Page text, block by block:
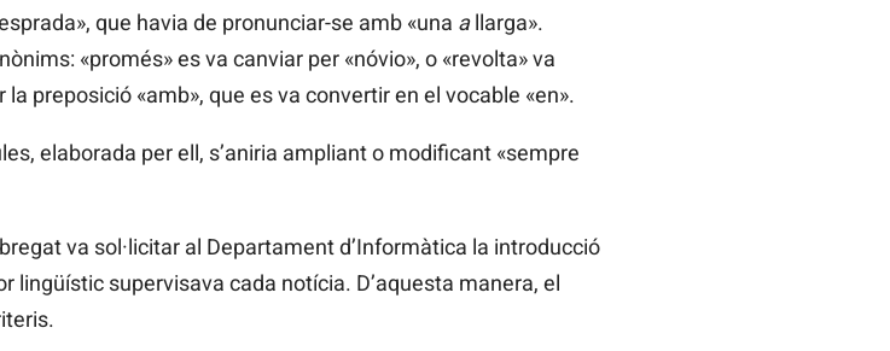
que havia de pronunciar-se amb «una allarga».
«promés» es va canviar per «nóvio», o «revolta» va
preposició «amb», que es va convertir en el vocable «en».
elaborada per ell, s’aniria ampliant o modificant «sempre
va sol·licitar al Departament d’Informàtica la introducció
lingüístic supervisava cada notícia. D’aquesta manera, el